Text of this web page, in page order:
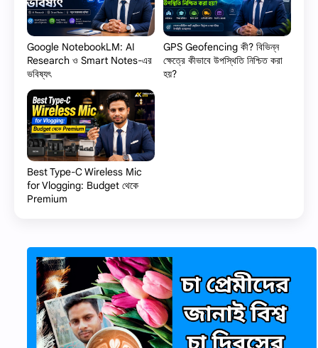
Google NotebookLM: AI
Research ও Smart Notes-এর
ভবিষ্যৎ
GPS Geofencing কী? বিভিন্ন
ক্ষেত্রে কীভাবে উপস্থিতি নিশ্চিত করা
হয়?
Best Type-C Wireless Mic
for Vlogging: Budget থেকে
Premium